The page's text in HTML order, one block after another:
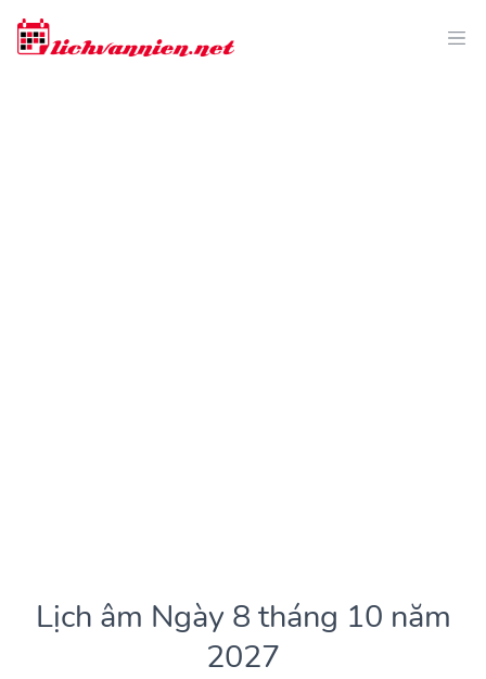
Lịch âm Ngày 8 tháng 10 năm
2027